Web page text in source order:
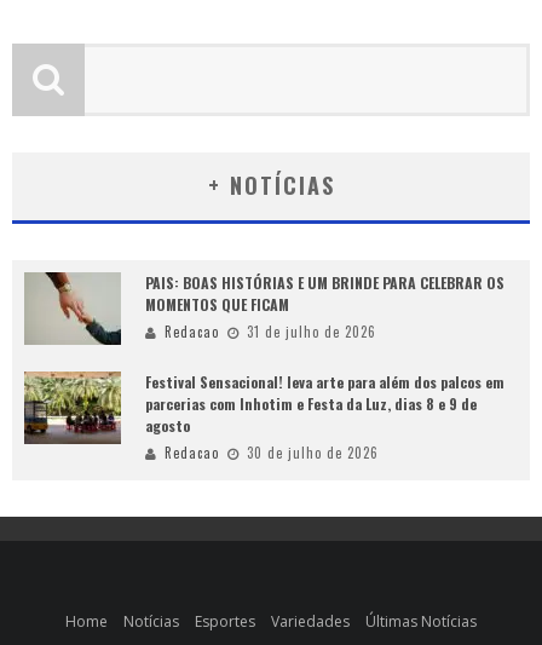
+ NOTÍCIAS
PAIS: BOAS HISTÓRIAS E UM BRINDE PARA CELEBRAR OS
MOMENTOS QUE FICAM
Redacao 31 de julho de 2026
Festival Sensacional! leva arte para além dos palcos em
parcerias com Inhotim e Festa da Luz, dias 8 e 9 de
agosto
Redacao 30 de julho de 2026
Home Notícias Esportes Variedades Últimas Notícias